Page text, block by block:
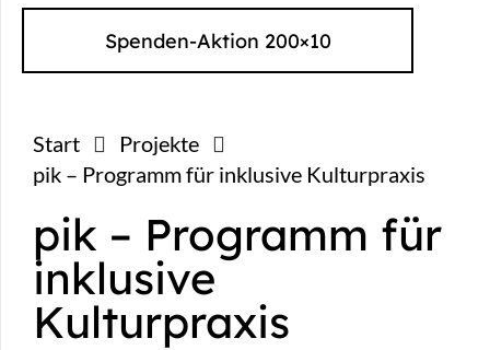
Spenden-Aktion 200×10
Start
Projekte
pik – Programm für inklusive Kulturpraxis
pik – Programm für
inklusive
Kulturpraxis